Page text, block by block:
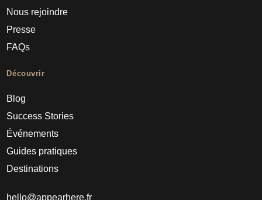
Nous rejoindre
Presse
FAQs
Découvrir
Blog
Success Stories
Événements
Guides pratiques
Destinations
hello@appearhere.fr